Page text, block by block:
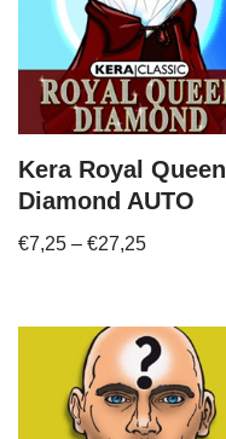
Kera Royal Queen
Diamond AUTO
€7,25 – €27,25